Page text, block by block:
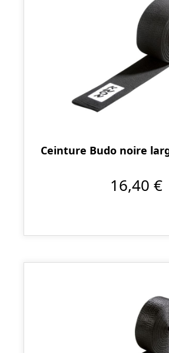
Ceinture Budo noire
16,40 €